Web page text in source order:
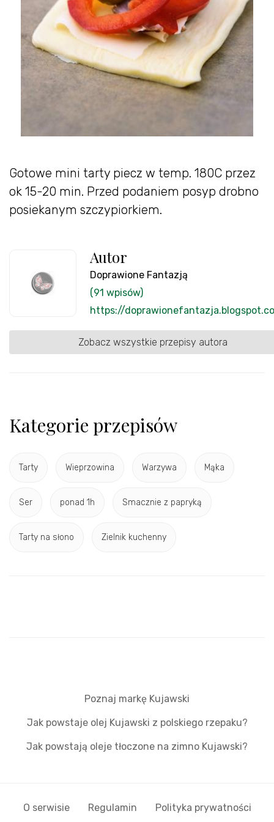
Gotowe mini tarty piecz w temp. 180C przez
ok 15-20 min. Przed podaniem posyp drobno
posiekanym szczypiorkiem.
Autor
Doprawione Fantazją
(91 wpisów)
https://
Zobacz wszystkie przepisy autora
Kategorie przepisów
Tarty Wieprzowina Warzywa Mąka
Ser ponad 1h Smacznie z papryką
Tarty na słono Zielnik kuchenny
Poznaj markę Kujawski
Jak powstaje olej Kujawski z polskiego rzepaku?
Jak powstają oleje tłoczone na zimno Kujawski?
O serwisie Regulamin Polityka prywatności